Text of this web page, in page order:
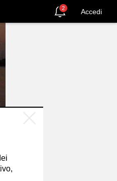
2 Accedi